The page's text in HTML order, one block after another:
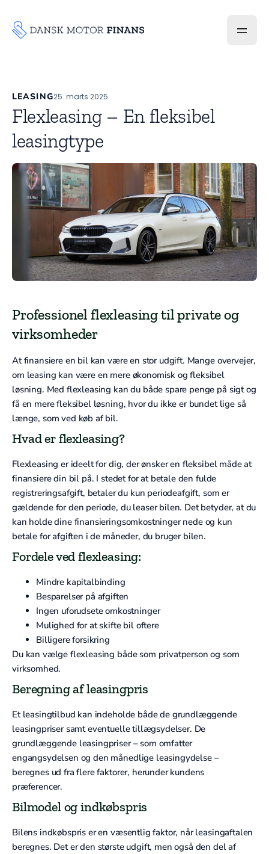
LEASING25. marts 2025
Flexleasing – En fleksibel
leasingtype
Professionel flexleasing til private og
virksomheder
At finansiere en bil kan være en stor udgift. Mange overvejer,
om leasing kan være en mere økonomisk og fleksibel
løsning. Med flexleasing kan du både spare penge på sigt og
få en mere fleksibel løsning, hvor du ikke er bundet lige så
længe, som ved køb af bil.
Hvad er flexleasing?
Flexleasing er ideelt for dig, der ønsker en fleksibel måde at
finansiere din bil på. I stedet for at betale den fulde
registreringsafgift, betaler du kun periodeafgift, som er
gældende for den periode, du leaser bilen. Det betyder, at du
kan holde dine finansieringsomkostninger nede og kun
betale for afgiften i de måneder, du bruger bilen.
Fordele ved flexleasing:
Mindre kapitalbinding
Besparelser på afgiften
Ingen uforudsete omkostninger
Mulighed for at skifte bil oftere
Billigere forsikring
Du kan vælge flexleasing både som privatperson og som
virksomhed.
Beregning af leasingpris
Et leasingtilbud kan indeholde både de grundlæggende
leasingpriser samt eventuelle tillægsydelser. De
grundlæggende leasingpriser – som omfatter
engangsydelsen og den månedlige leasingydelse –
beregnes ud fra flere faktorer, herunder kundens
præferencer.
Bilmodel og indkøbspris
Bilens indkøbspris er en væsentlig faktor, når leasingaftalen
beregnes. Det er den største udgift, men også den del af